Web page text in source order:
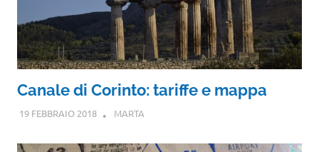
Canale di Corinto: tariffe e mappa
19 FEBBRAIO 2018 MARTA